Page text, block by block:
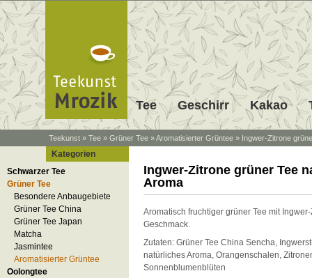
Tee Geschirr Kakao
Teekunst » Tee » Grüner Tee »Aromatisierter Grüntee » Ingwer-Zitrone
Kategorien
Schwarzer Tee
Grüner Tee
Besondere Anbaugebiete
Grüner Tee China
Grüner Tee Japan
Matcha
Jasmintee
Aromatisierter Grüntee
Oolongtee
Ingwer-Zitrone grüner Tee
Aroma
Aromatisch fruchtiger grüner Tee mit
Geschmack.
Zutaten: Grüner Tee China Sencha,
natürliches Aroma, Orangenschalen,
Sonnenblumenblüten